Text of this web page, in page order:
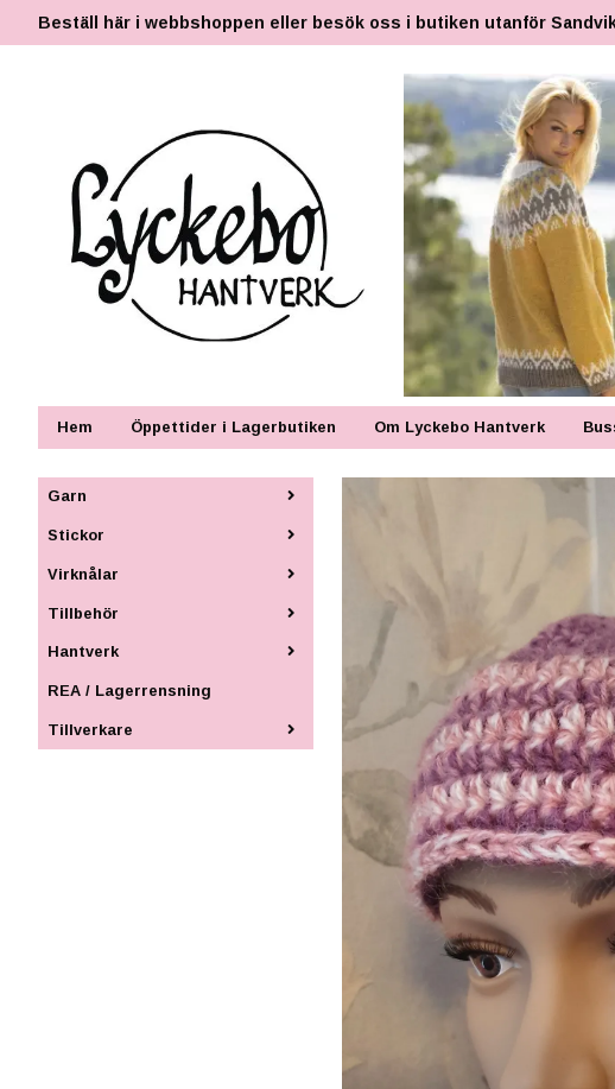
Beställ här i webbshoppen eller besök oss i butiken utanför
Hem Öppettider i Lagerbutiken Om Lyckebo Hantverk
Garn
Stickor
Virknålar
Tillbehör
Hantverk
REA / Lagerrensning
Tillverkare